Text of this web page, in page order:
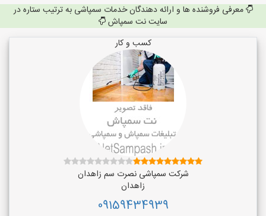
معرفی فروشنده ها و ارائه دهندگان خدمات سمپاشی به ترتیب ستاره در
سایت نت سمپاش
کسب و کار
شرکت سمپاشی نصرت سم زاهدان
زاهدان
09159434939